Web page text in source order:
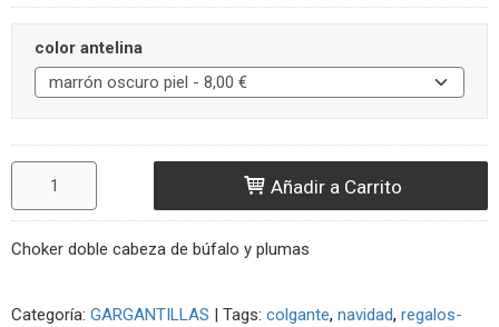
color antelina
Añadir a Carrito
Choker doble cabeza de búfalo y plumas
Categoría: GARGANTILLAS | Tags: colgante navidad regalos-